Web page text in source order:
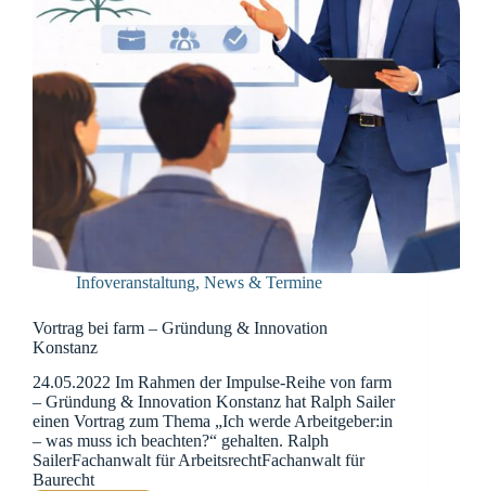
Infoveranstaltung, News & Termine
Vortrag bei farm – Gründung & Innovation
Konstanz
24.05.2022 Im Rahmen der Impulse-Reihe von farm
– Gründung & Innovation Konstanz hat Ralph Sailer
einen Vortrag zum Thema „Ich werde Arbeitgeber:in
– was muss ich beachten?“ gehalten. Ralph
SailerFachanwalt für ArbeitsrechtFachanwalt für
Baurecht